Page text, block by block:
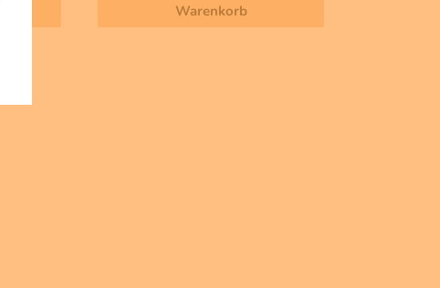
Warenkorb